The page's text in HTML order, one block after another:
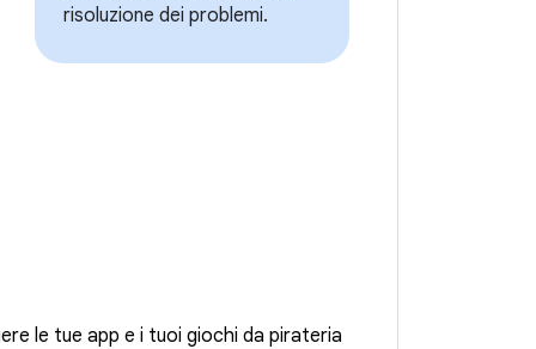
risoluzione dei problemi.
le tue app e i tuoi giochi da pirateria